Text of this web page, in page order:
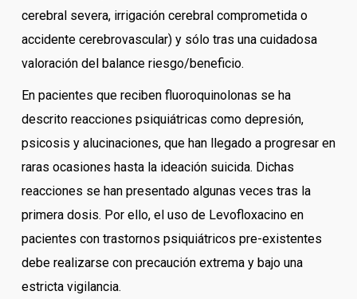
cerebral severa, irrigación cerebral comprometida o
accidente cerebrovascular) y sólo tras una cuidadosa
valoración del balance riesgo/beneficio.
En pacientes que reciben fluoroquinolonas se ha
descrito reacciones psiquiátricas como depresión,
psicosis y alucinaciones, que han llegado a progresar en
raras ocasiones hasta la ideación suicida. Dichas
reacciones se han presentado algunas veces tras la
primera dosis. Por ello, el uso de Levofloxacino en
pacientes con trastornos psiquiátricos pre-existentes
debe realizarse con precaución extrema y bajo una
estricta vigilancia.